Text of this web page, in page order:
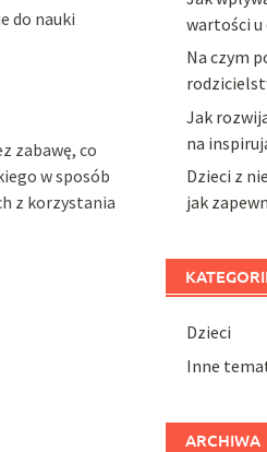
do nauki
zabawę, co
w sposób
z korzystania
wartości u
Na czym
Jak
na
Dzieci z
jak
Dzieci
Inne
ARCHIWA